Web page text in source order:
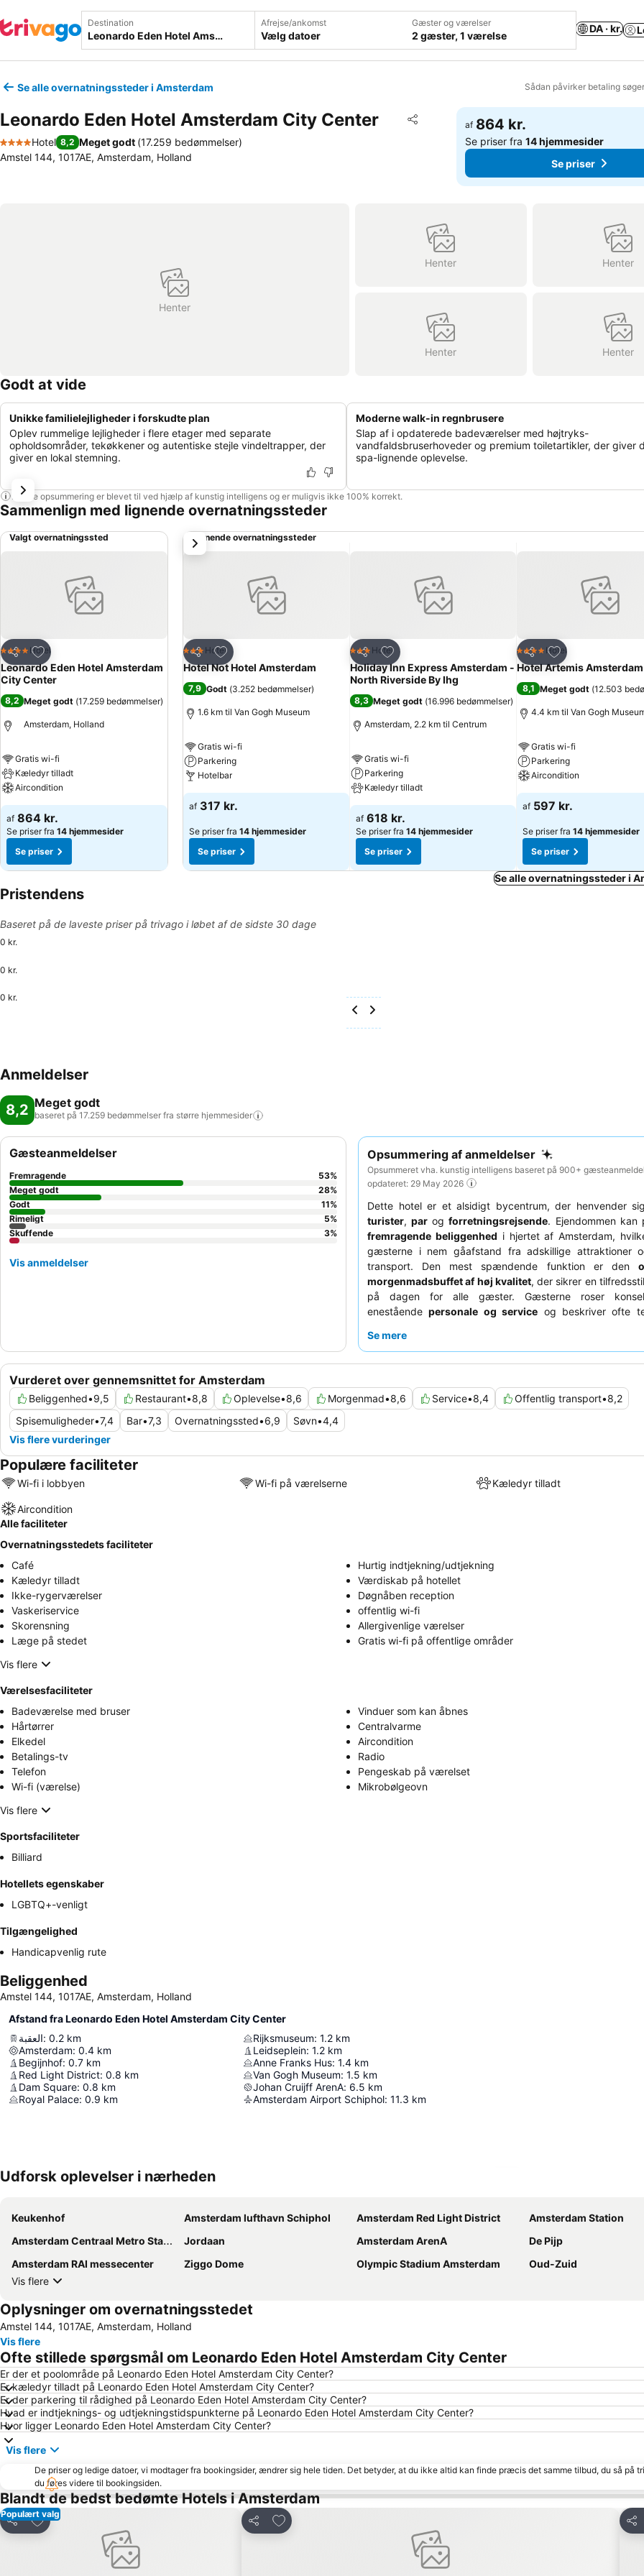
Destination Afrejse/ankomst
Vælg datoer
Gæster og værelser
2 gæster, 1 værelse
DA · kr.
Se alle overnatningssteder i Amsterdam Sådan påvirker betaling
Leonardo Eden Hotel Amsterdam City Center Del
Føj til favoritter
4 Stjerner
Hotel 8,2 Meget godt (17.259 bedømmelser)
Amstel 144, 1017AE, Amsterdam, Holland
af 864 kr.
Se priser fra14 hjemmesider
Se priser
Henter
Henter Henter
Henter Henter
Godt at vide
Unikke familielejligheder i forskudte plan
Oplev rummelige lejligheder i flere etager med separate
opholdsområder, tekøkkener og autentiske stejle vindeltrapper, der
giver en lokal stemning.
Moderne walk-in regnbrusere
Slap af i opdaterede badeværelser med højtryks-
vandfaldsbruserhoveder og premium toiletartikler, der giver
spa-lignende oplevelse.
Denne opsummering er blevet til ved hjælp af kunstig intelligens og er muligvis ikke 100% korrekt.
Sammenlign med lignende overnatningssteder
Valgt overnatningssted
Del
Føj til favoritter
4 StjernerHotel
Leonardo Eden Hotel Amsterdam
City Center
8,2 Meget godt (17.259 bedømmelser)
Amsterdam, Holland
Gratis wi-fi
Kæledyr tilladt
Aircondition
af 864 kr.
Se priser fra 14 hjemmesider
Se priser
Lignende overnatningssteder
Del
Føj til favoritter
3 Stjerner
Hotel
Hotel Not Hotel Amsterdam
7,9 Godt (3.252 bedømmelser)
1.6 km til Van Gogh Museum
Gratis wi-fi
Parkering
Hotelbar
af 317 kr.
Se priser fra 14 hjemmesider
Se priser
Del
Føj til favoritter
3 Stjerner
Hotel
Holiday Inn Express Amsterdam -
North Riverside By Ihg
8,3 Meget godt (16.996 bedømmelser)
Amsterdam, 2.2 km til Centrum
Gratis wi-fi
Parkering
Kæledyr tilladt
af 618 kr.
Se priser fra 14 hjemmesider
Se priser
Del
Føj til favoritter
4 StjernerHotel
Hotel Artemis Amsterdam
8,1 Meget godt (12.503
4.4 km til Van Gogh
Gratis wi-fi
Parkering
Aircondition
af 597 kr.
Se priser fra 14 hjemmesider
Se priser
næste
Se alle overnatningssteder i
Pristendens
Baseret på de laveste priser på trivago i løbet af de sidste 30 dage
0 kr.
0 kr.
0 kr.
Anmeldelser
8,2 Meget godt
baseret på 17.259 bedømmelser fra større hjemmesider
Opsummering af anmeldelser
Opsummeret vha. kunstig intelligens baseret på 900+
opdateret: 29 May 2026
Dette hotel er et alsidigt bycentrum, der henvender
turister,par ogforretningsrejsende. Ejendommen kan
fremragende beliggenhed i hjertet af Amsterdam,
gæsterne i nem gåafstand fra adskillige attraktioner
transport. Den mest spændende funktion er den
morgenmadsbuffet af høj kvalitet, der sikrer en
på dagen for alle gæster. Gæsterne roser
eneståendepersonale og service og beskriver ofte
du overveje at anmode om et værelse, der vender væk fra
Se mere
Vurderet over gennemsnittet for Amsterdam
Beliggenhed•9,5 Restaurant•8,8 Oplevelse•8,6 Morgenmad•8,6 Service•8,4 Offentlig transport•8,2
Spisemuligheder•7,4 Bar•7,3 Overnatningssted•6,9 Søvn•4,4
Vis flere vurderinger
Gæsteanmeldelser
Fremragende 53%
Meget godt
28%
Godt
11%
Rimeligt
5%
Skuffende
3%
Vis anmeldelser
Populære faciliteter
Wi-fi i lobbyen Wi-fi på værelserne Kæledyr tilladt
Aircondition
Alle faciliteter
Overnatningsstedets faciliteter
Café
Hurtig indtjekning/udtjekning
Kæledyr tilladt
Værdiskab på hotellet
Ikke-rygerværelser
Døgnåben reception
Vaskeriservice
offentlig wi-fi
Skorensning
Allergivenlige værelser
Læge på stedet
Gratis wi-fi på offentlige områder
Vis flere
Værelsesfaciliteter
Badeværelse med bruser
Vinduer som kan åbnes
Hårtørrer
Centralvarme
Elkedel
Aircondition
Betalings-tv
Radio
Telefon
Pengeskab på værelset
Wi-fi (værelse)
Mikrobølgeovn
Vis flere
Sportsfaciliteter
Billiard
Hotellets egenskaber
LGBTQ+-venligt
Tilgængelighed
Handicapvenlig rute
Beliggenhed
Amstel 144, 1017AE, Amsterdam, Holland
Afstand fra Leonardo Eden Hotel Amsterdam City Center
العقبة: 0.2 km
Amsterdam: 0.4 km
Begijnhof: 0.7 km
Red Light District: 0.8 km
Dam Square: 0.8 km
Royal Palace: 0.9 km
Rijksmuseum: 1.2 km
Leidseplein: 1.2 km
Anne Franks Hus: 1.4 km
Van Gogh Museum: 1.5 km
Johan Cruijff ArenA: 6.5 km
Amsterdam Airport Schiphol: 11.3 km
Udforsk oplevelser i nærheden
Keukenhof Amsterdam lufthavn Schiphol Amsterdam Red Light District
Amsterdam Station
Amsterdam Centraal Metro Station
Jordaan Amsterdam ArenA
De Pijp
Amsterdam RAI messecenter
Ziggo Dome Olympic Stadium Amsterdam
Oud-Zuid
Vis flere
Oplysninger om overnatningsstedet
Amstel 144, 1017AE, Amsterdam, Holland
Vis flere
Ofte stillede spørgsmål om Leonardo Eden Hotel Amsterdam City Center
Er der et poolområde på Leonardo Eden Hotel Amsterdam City Center?
Er kæledyr tilladt på Leonardo Eden Hotel Amsterdam City Center?
Er der parkering til rådighed på Leonardo Eden Hotel Amsterdam City Center?
Hvad er indtjeknings- og udtjekningstidspunkterne på Leonardo Eden Hotel Amsterdam City Center?
Hvor ligger Leonardo Eden Hotel Amsterdam City Center?
Vis flere
De priser og ledige datoer, vi modtager fra bookingsider, ændrer sig hele tiden. Det betyder, at du ikke altid kan finde præcis det samme tilbud, du så på
du føres videre til bookingsiden.
Blandt de bedst bedømte Hotels i Amsterdam
Populært valg
Del
Føj til favoritter
Del
Føj til favoritter
Del